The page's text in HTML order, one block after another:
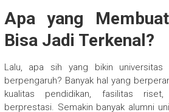
Apa yang
Bisa Jadi Terkenal?
Lalu, apa sih yang bikin
berpengaruh? Banyak hal yang
kualitas pendidikan, fasilitas
berprestasi. Semakin banyak alumni